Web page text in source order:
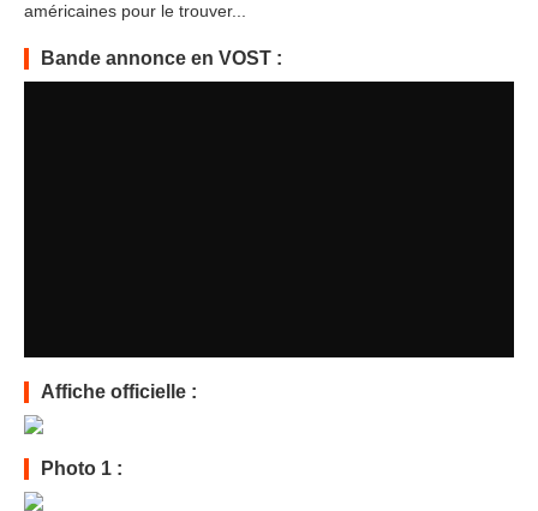
américaines pour le trouver...
Bande annonce en VOST :
Affiche officielle :
Photo 1 :